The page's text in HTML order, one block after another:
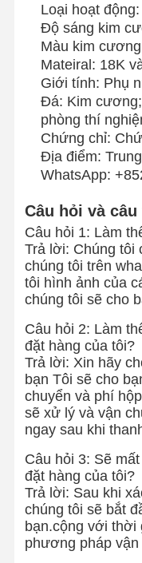
Sản
Chuyến
Tham Quan
Chất
Các Vụ Án
Loại hoạt
Độ sáng kim
Màu kim
Mateiral: 18K
Giới tính: Phụ
Đá: Kim
phòng thí
Chứng chỉ:
Địa điểm:
WhatsApp:
Câu hỏi và
Câu hỏi 1: Làm
Trả lời: Chúng tôi
chúng tôi trên
tôi hình ảnh của
chúng tôi sẽ cho
Câu hỏi 2: Làm
đặt hàng của tôi?
Trả lời: Xin hãy
bạn Tôi sẽ cho
chuyển và phí
sẽ xử lý và vận
ngay sau khi
Câu hỏi 3: Sẽ
đặt hàng của tôi?
Trả lời: Sau khi
chúng tôi sẽ bắt
bạn.cộng với thời
phương pháp